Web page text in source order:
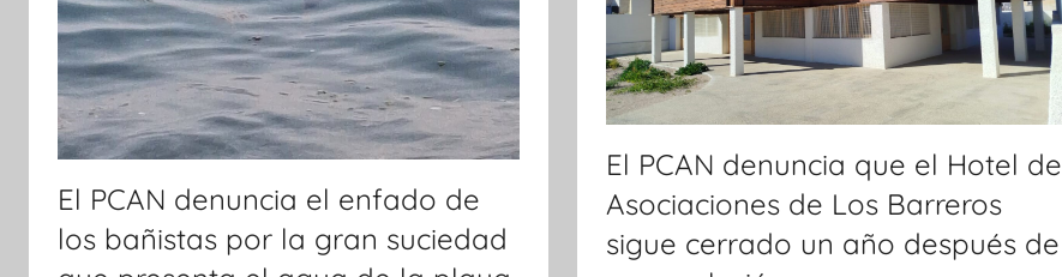
El PCAN denuncia el enfado de
los bañistas por la gran suciedad
El PCAN denuncia que el Hotel de
Asociaciones de Los Barreros
sigue cerrado un año después de